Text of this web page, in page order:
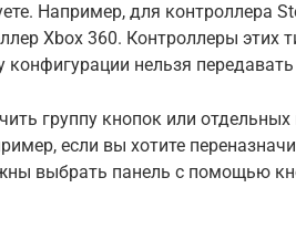
Например, для контроллера
Xbox 360. Контроллеры этих
конфигурации нельзя
группу кнопок или отдельных
если вы хотите
выбрать панель с помощью